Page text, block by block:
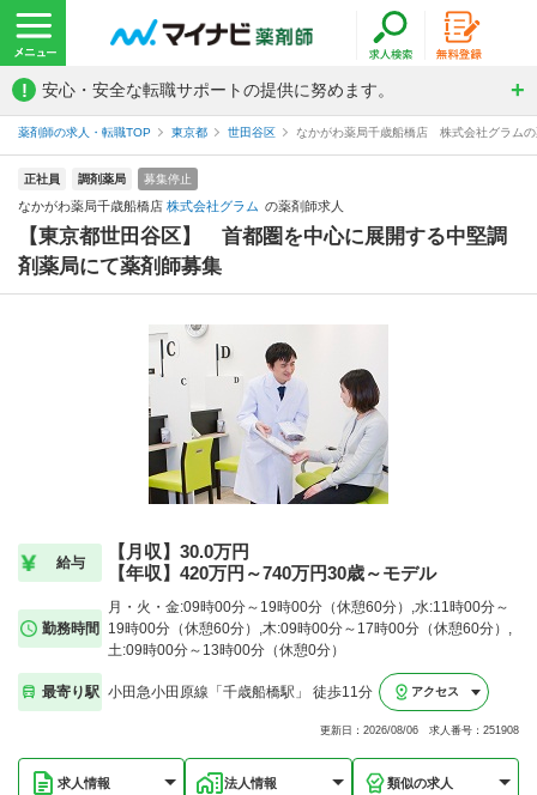
! 安心・安全な転職サポートの提供に努めます。
薬剤師の求人・転職TOP 東京都 世田谷区 なかがわ薬局千歳船橋店 株式会社グラム
正社員 調剤薬局 募集停止
なかがわ薬局千歳船橋店 株式会社グラム の薬剤師求人
【東京都世田谷区】 首都圏を中心に展開する中堅調
剤薬局にて薬剤師募集
給与
【月収】30.0万円
【年収】420万円～740万円30歳～モデル
勤務時間
月・火・金:09時00分～19時00分（休憩60分）,水:11時00分～
19時00分（休憩60分）,木:09時00分～17時00分（休憩60分）,
土:09時00分～13時00分（休憩0分）
最寄り駅 小田急小田原線「千歳船橋駅」 徒歩11分 アクセス
更新日：2026/08/06 求人番号：251908
求人情報 法人情報 類似の求人